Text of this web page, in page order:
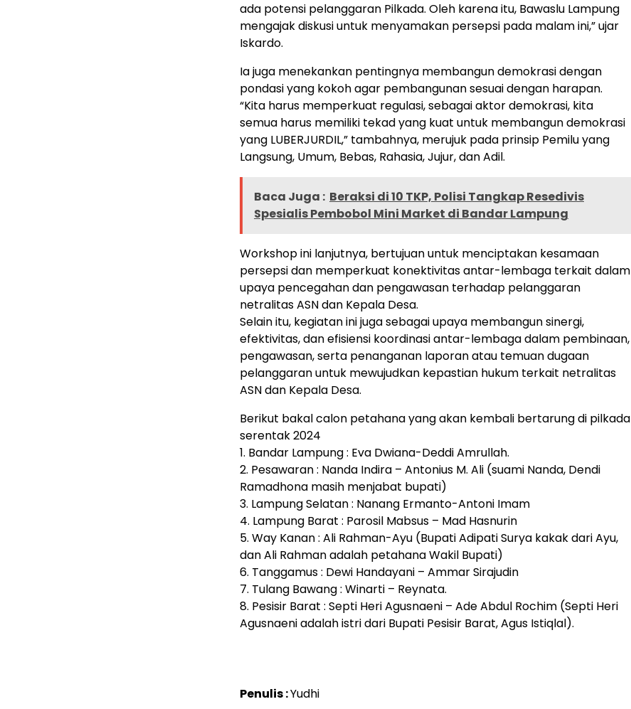
ada potensi pelanggaran Pilkada. Oleh karena itu, Bawaslu Lampung
mengajak diskusi untuk menyamakan persepsi pada malam ini,” ujar
Iskardo.
Ia juga menekankan pentingnya membangun demokrasi dengan
pondasi yang kokoh agar pembangunan sesuai dengan harapan.
“Kita harus memperkuat regulasi, sebagai aktor demokrasi, kita
semua harus memiliki tekad yang kuat untuk membangun demokrasi
yang LUBERJURDIL,” tambahnya, merujuk pada prinsip Pemilu yang
Langsung, Umum, Bebas, Rahasia, Jujur, dan Adil.
Baca Juga : Beraksi di 10 TKP, Polisi Tangkap Resedivis
Spesialis Pembobol Mini Market di Bandar Lampung
Workshop ini lanjutnya, bertujuan untuk menciptakan kesamaan
persepsi dan memperkuat konektivitas antar-lembaga terkait dalam
upaya pencegahan dan pengawasan terhadap pelanggaran
netralitas ASN dan Kepala Desa.
Selain itu, kegiatan ini juga sebagai upaya membangun sinergi,
efektivitas, dan efisiensi koordinasi antar-lembaga dalam pembinaan,
pengawasan, serta penanganan laporan atau temuan dugaan
pelanggaran untuk mewujudkan kepastian hukum terkait netralitas
ASN dan Kepala Desa.
Berikut bakal calon petahana yang akan kembali bertarung di pilkada
serentak 2024
1. Bandar Lampung : Eva Dwiana-Deddi Amrullah.
2. Pesawaran : Nanda Indira – Antonius M. Ali (suami Nanda, Dendi
Ramadhona masih menjabat bupati)
3. Lampung Selatan : Nanang Ermanto-Antoni Imam
4. Lampung Barat : Parosil Mabsus – Mad Hasnurin
5. Way Kanan : Ali Rahman-Ayu (Bupati Adipati Surya kakak dari Ayu,
dan Ali Rahman adalah petahana Wakil Bupati)
6. Tanggamus : Dewi Handayani – Ammar Sirajudin
7. Tulang Bawang : Winarti – Reynata.
8. Pesisir Barat : Septi Heri Agusnaeni – Ade Abdul Rochim (Septi Heri
Agusnaeni adalah istri dari Bupati Pesisir Barat, Agus Istiqlal).
Penulis :Yudhi